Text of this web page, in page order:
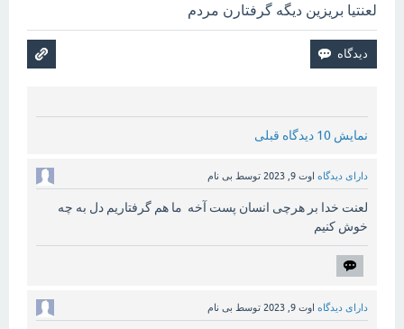
لعنتیا بریزین دیگه گرفتارن مردم
نمایش 10 دیدگاه قبلی
دارای دیدگاه اوت 9, 2023 توسط بی نام
لعنت خدا بر هرچی انسان پست آخه ما هم گرفتاریم دل به چه
خوش کنیم
دارای دیدگاه اوت 9, 2023 توسط بی نام